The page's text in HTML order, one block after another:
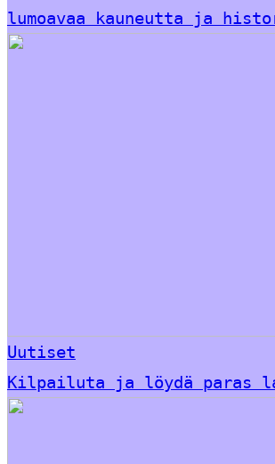
lumoavaa kauneutta ja
Uutiset
Kilpailuta ja löydä paras